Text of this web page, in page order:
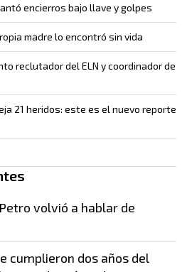
encierros bajo llave y golpes
madre lo encontró sin vida
reclutador del ELN y coordinador de
21 heridos: este es el nuevo reporte
Petro volvió a hablar de
cumplieron dos años del